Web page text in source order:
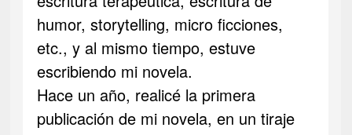
humor, storytelling, micro ficciones,
etc., y al mismo tiempo, estuve
escribiendo mi novela.
Hace un año, realicé la primera
publicación de mi novela, en un tiraje